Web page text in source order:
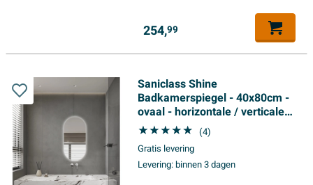
254,99
Saniclass Shine
Badkamerspiegel - 40x80cm -
ovaal - horizontale / verticale
plaatsing - indirecte LED
verlichting -
spiegelverwarming - infrarood
(4)
Gratis levering
Levering:binnen 3 dagen